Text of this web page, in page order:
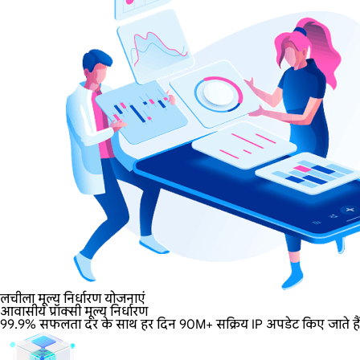
लचीला मूल्य निर्धारण योजनाएं
आवासीय प्रॉक्सी मूल्य निर्धारण
99.9% सफलता दर के साथ हर दिन 90M+ सक्रिय IP अपडेट किए जाते